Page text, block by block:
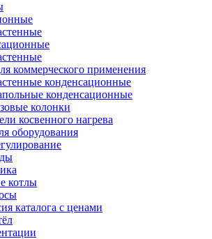
коммерческого применения
конденсационные
конденсационные
колонки
косвенного нагрева
оборудования
котлы
каталога с ценами